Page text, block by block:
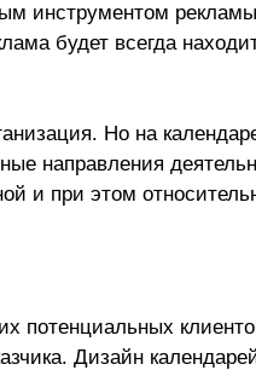
инструментом
будет всегда
Но на
направления
и при этом
потенциальных
Дизайн